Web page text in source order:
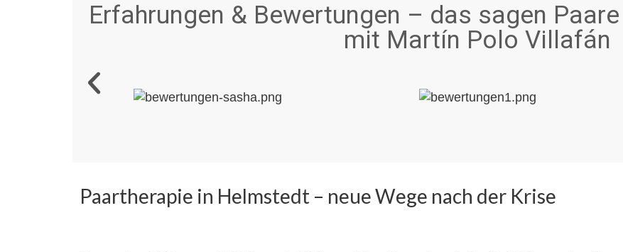
Erfahrungen & Bewertungen – das sagen
mit Martín Polo Villafán
Paartherapie in Helmstedt – neue Wege nach der Krise